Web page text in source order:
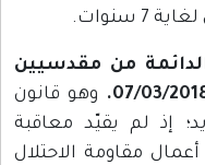
سنوات.
من مقدسيين
وهو قانون
إذ لم يقيّد معاقبة
مقاومة الاحتلال